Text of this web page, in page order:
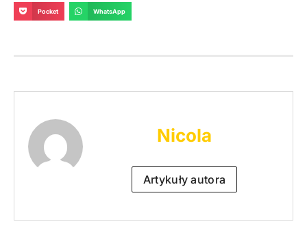
Pocket WhatsApp
Nicola
Artykuły autora